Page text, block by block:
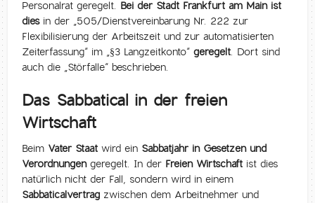
Personalrat geregelt. Bei der Stadt Frankfurt am Main ist
diesin der „505/Dienstvereinbarung Nr. 222 zur
Flexibilisierung der Arbeitszeit und zur automatisierten
Zeiterfassung“ im „§3 Langzeitkonto“geregelt. Dort sind
auch die „Störfalle“ beschrieben.
Das Sabbatical in der freien
Wirtschaft
Beim Vater Staat wird ein Sabbatjahr in Gesetzen und
Verordnungengeregelt. In der Freien Wirtschaft ist dies
natürlich nicht der Fall, sondern wird in einem
Sabbaticalvertrag zwischen dem Arbeitnehmer und